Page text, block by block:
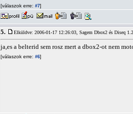
[válaszok erre: #7]
5. Elküldve: 2006-01-17 12:26:03, Sagem Dbox2 és Diseq
ja,es a belterid sem rosz mert a dbox2-ot nem
[válaszok erre: #6]